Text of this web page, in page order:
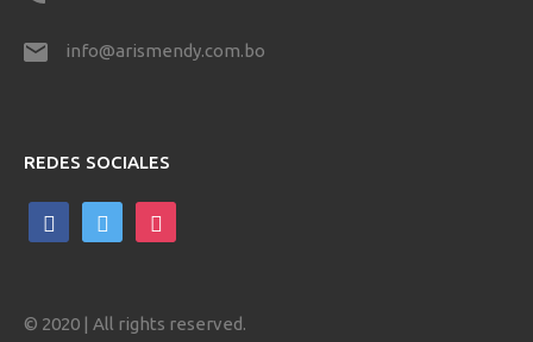
info@arismendy.com.bo
REDES SOCIALES
facebooktwitterinstagram
© 2020 | All rights reserved.